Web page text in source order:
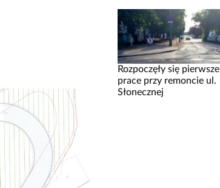
Rozpoczęły się pierwsze
prace przy remoncie ul.
Słonecznej